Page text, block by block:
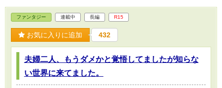
ファンタジー 連載中 長編 R15
お気に入りに追加 432
夫婦二人、もうダメかと覚悟してましたが知らな
い世界に来てました。